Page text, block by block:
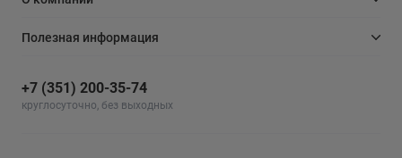
Полезная информация
+7 (351) 200-35-74
круглосуточно, без выходных